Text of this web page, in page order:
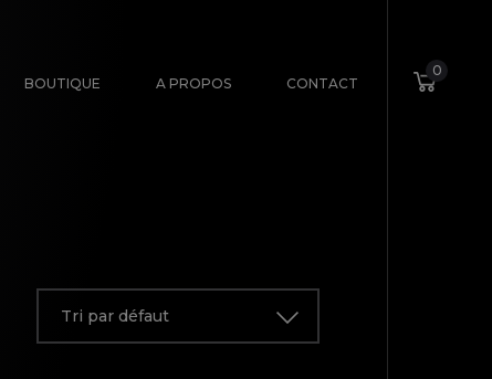
BOUTIQUE A PROPOS CONTACT
0
Tri par défaut